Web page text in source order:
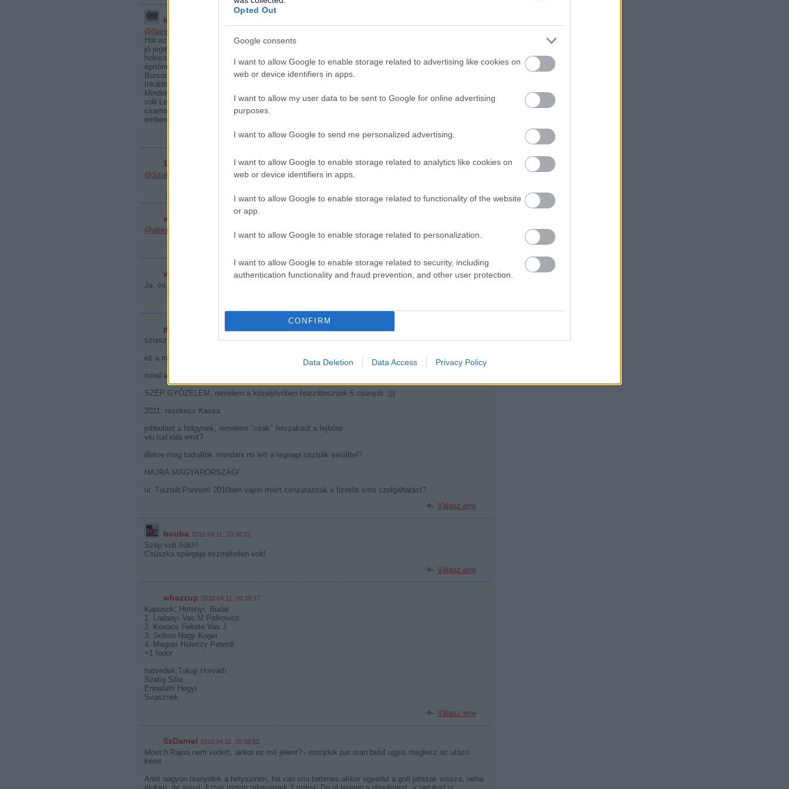
Opted Out
Google consents
I want to allow Google to enable storage related to advertising like cookies on
web or device identifiers in apps.
I want to allow my user data to be sent to Google for online advertising
purposes.
I want to allow Google to send me personalized advertising.
I want to allow Google to enable storage related to analytics like cookies on
web or device identifiers in apps.
I want to allow Google to enable storage related to functionality of the website
or app.
I want to allow Google to enable storage related to personalization.
I want to allow Google to enable storage related to security, including
authentication functionality and fraud prevention, and other user protection.
CONFIRM
Data Deletion Data Access Privacy Policy
kazincbarcikai hokis az öreg Borsodból
@Nano
Hát az nem nagyon lesz fejlesztve. Annyi, hogy ,,foltozgatják" a palánkokat. Amúgy 1X-szer sikerült
jó jeget csinálni, de akkor műkorisok edzettek és utána mentek fel a gyorskorisok és utána a
hokisok. sztem a műkorisoknak kellene utoljára felmenni, mert nagyon igénybe veszik a jeget. Egy
építőmérnök ismerősöm mondta, hogy igyen is megtervezné a befedést, csak legyen rá lehetőség. A
BorsodChem Rt. nem nagyon akarja szponzorálni a pályát és az önkorm. sem kedveli a pályát.
Inkább csinálnak 90 millióért egy körforgalmat és 120- ért egy fagyizót, röhej az egész.
Minden ősszel azon izgulunk, hogy letudjunk menni a pályára télen. Egy rakás kölyök edz ott egy
volt Leheles játékosedzővel meg lenne egy felnőt amatőr csapat. Igény lenne rá egy miskolci tipusú
csarnokra. Szinte mágnesként szívják be a kistérségből a gyerekeket a helyi iskolák és dolgozó
embereket a munkahelyek. Közönség az fix, hogy lenne rá.
Válasz erre
1116001 2010.04.11. 20:30:56
@Szekig
: át jöhettél volna nyugodtan, volt szabad ülőhely bőven:)
veghist
@alpec
: Sille tényleg jó volt. Jó az öreg a háznál...
veghist 2010.04.11. 20:37:46
Ja, és üdvözlet az összes divatszurkolónak, jó volt, hogy ott voltak.
potocsi 2010.04.11. 20:38:03
sziasztok
ez a mai nagyságrendekkel volt rendben a tegnapinál
mind a csapat, mind a közönség szempontjából
SZÉP GYŐZELEM, remélem a közeljövőben hozzáteszünk 5 csúnyát :)))
2011: reszkess Kassa
jobbulást a hölgynek, remélem "csak" felszakadt a fejbőre
vki tud róla vmit?
illetve meg tudnátok mondani mi lett a tegnapi osztrák sérülttel?
HAJRÁ MAGYARORSZÁG!
ui: Tisztelt Pannon! 2010ben vajon miért cenzurázzák a fizetős sms szolgáltatást?
Válasz erre
bouba 2010.04.11. 20:38:22
Szép volt fiúk!!!
Csúszka spárgája eszméletlen volt!
Válasz erre
whazzup 2010.04.11. 20:38:37
Kapusok; Hetenyi, Budai
1. Ladanyi Vas.M Palkovics
2. Kovacs Fekete Vas J
3. Sofron Nagy Koger
4. Magosi Holeczy Peterdi
+1 fodor
hatvedek;Tokaji Horvath
Szelig Sille
Ennafatti Hegyi
Svasznek
Válasz erre
SzDaniel 2010.04.11. 20:38:52
Most h Rajna nem vedett, akkor ez mit jelent? - monjduk par oran belul ugyis meglesz az utazo
keret.
Amit nagyon hianyolok a helyszinen, ha van vmi tortenes akkor egyedul a golt jatszak vissza, neha